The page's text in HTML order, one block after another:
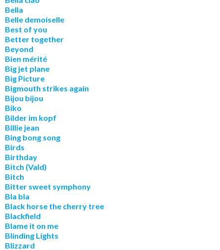
Bella
Belle demoiselle
Best of you
Better together
Beyond
Bien mérité
Big jet plane
Big Picture
Bigmouth strikes again
Bijou bijou
Biko
Bilder im kopf
Billie jean
Bing bong song
Birds
Birthday
Bitch (Vald)
Bitch
Bitter sweet symphony
Bla bla
Black horse the cherry tree
Blackfield
Blame it on me
Blinding Lights
Blizzard